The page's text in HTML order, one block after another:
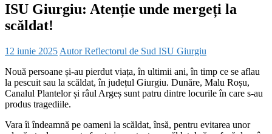
ISU Giurgiu: Atenție unde mergeți la
scăldat!
12 iunie 2025 Autor Reflectorul de Sud ISU Giurgiu
Nouă persoane și-au pierdut viața, în ultimii ani, în timp ce se aflau
la pescuit sau la scăldat, în județul Giurgiu. Dunăre, Malu Roșu,
Canalul Plantelor și râul Argeș sunt patru dintre locurile în care s-au
produs tragediile.
Vara îi îndeamnă pe oameni la scăldat, însă, pentru evitarea unor